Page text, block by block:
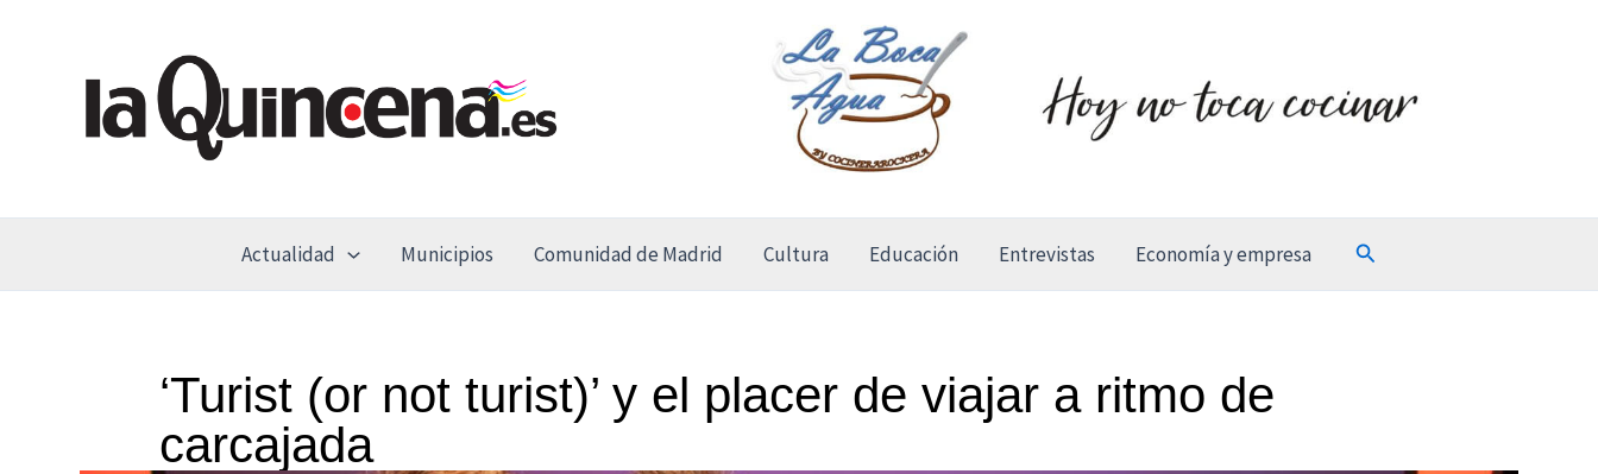
contenido
Actualidad Municipios Comunidad de Madrid Cultura Educación Entrevistas Economía y empresa Buscar
‘Turist (or not turist)’ y el placer de viajar a ritmo de
carcajada